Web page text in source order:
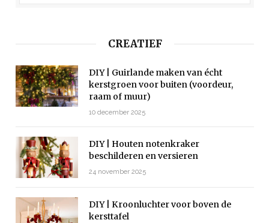
CREATIEF
DIY | Guirlande maken van écht
kerstgroen voor buiten (voordeur,
raam of muur)
10 december 2025
DIY | Houten notenkraker
beschilderen en versieren
24 november 2025
DIY | Kroonluchter voor boven de
kersttafel